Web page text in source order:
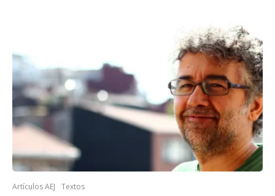
Artículos AEJ Textos